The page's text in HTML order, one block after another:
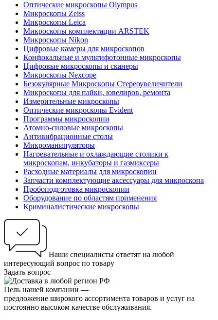
Оптические микроскопы Olympus
Микроскопы Zeiss
Микроскопы Leica
Микроскопы комплектации ARSTEK
Микроскопы Nikon
Цифровые камеры для микроскопов
Конфокальные и мультифотонные микроскопы
Цифровые микроскопы и сканеры
Микроскопы Nexcope
Безокулярные Микроскопы Стереоувеличители
Микроскопы для пайки, ювелиров, ремонта
Измерительные микроскопы
Оптические микроскопы Evident
Программы микроскопии
Атомно-силовые микроскопы
Антивибрационные столы
Микроманипуляторы
Нагревательные и охлаждающие столики к
микроскопам, инкубаторы и газмиксеры
Расходные материалы для микроскопии
Запчасти комплектующие аксессуары для микроскопа
Пробоподготовка микроскопии
Оборудование по областям применения
Криминалистические микроскопы
Наши специалисты ответят на любой
интересующий вопрос по товару
Задать вопрос
Цель нашей компании —
предложение широкого ассортимента товаров и услуг на
постоянно высоком качестве обслуживания.